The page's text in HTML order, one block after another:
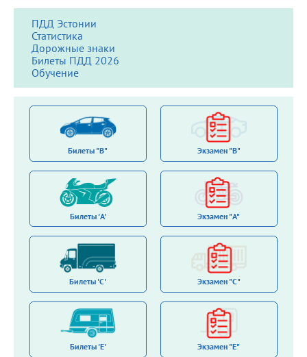
ПДД Эстонии
Статистика
Дорожные знаки
Билеты ПДД 2026
Обучение
Билеты "B" Экзамен "B"
Билеты 'A' Экзамен "A"
Билеты 'С' Экзамен "C"
Билеты 'E' Экзамен "E"